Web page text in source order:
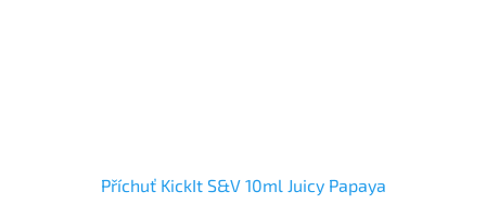
Příchuť KickIt S&V 10ml Juicy Papaya